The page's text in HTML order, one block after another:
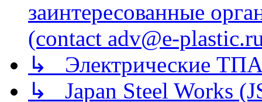
заинтересованные
(contact adv@e-
↳ Электрические
↳ Japan Steel Works